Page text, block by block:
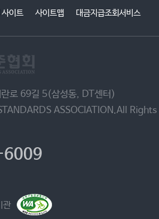
사이트 사이트맵 대금지급조회서비스
로 69길 5(삼성동, DT센터)
ASSOCIATION.All Rights
관